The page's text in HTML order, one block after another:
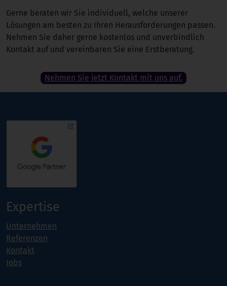
Gerne beraten wir Sie individuell, welche unserer
Lösungen am besten zu Ihren Herausforderungen passen.
Nehmen Sie daher gerne kostenlos und unverbindlich
Kontakt auf und vereinbaren Sie eine Erstberatung.
Nehmen Sie jetzt Kontakt mit uns auf.
Expertise
Unternehmen
Referenzen
Kontakt
Jobs